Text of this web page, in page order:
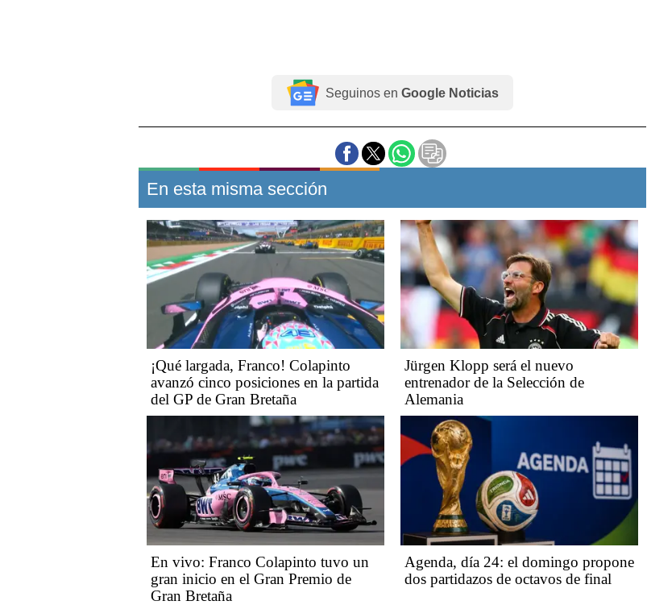
Seguinos en Google Noticias
En esta misma sección
¡Qué largada, Franco! Colapinto
avanzó cinco posiciones en la partida
del GP de Gran Bretaña
Jürgen Klopp será el nuevo
entrenador de la Selección de
Alemania
En vivo: Franco Colapinto tuvo un
gran inicio en el Gran Premio de
Gran Bretaña
Agenda, día 24: el domingo propone
dos partidazos de octavos de final